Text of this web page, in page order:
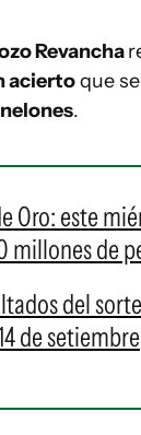
Revancha
aciertoque
.
Oro: este
millones de
del
de setiembre